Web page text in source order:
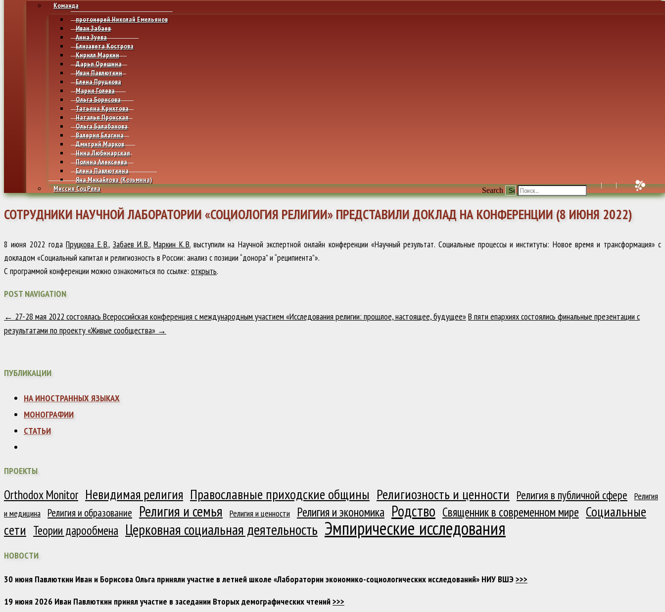
Команда
протоиерей Николай Емельянов
Иван Забаев
Анна Зуева
Елизавета Кострова
Кирилл Маркин
Дарья Орешина
Иван Павлюткин
Елена Пруцкова
Мария Голева
Ольга Борисова
Татьяна Крихтова
Наталья Пронская
Ольга Балабанова
Валерия Елагина
Дмитрий Марков
Нина Любинарская
Полина Алексеева
Елена Павлюткина
Яна Михайлова (Козьмина)
Миссия СоцРела
Search
СОТРУДНИКИ НАУЧНОЙ ЛАБОРАТОРИИ «СОЦИОЛОГИЯ РЕЛИГИИ» ПРЕДСТАВИЛИ ДОКЛАД НА КОНФЕРЕНЦИИ (8 ИЮНЯ 2022)
8 июня 2022 годаПруцкова Е. В., Забаев И. В.,Маркин К. В.выступили на Научной экспертной онлайн конференции «Научный результат. Социальные процессы и институты: Новое время и трансформация» с
докладом «Социальный капитал и религиозность в России: анализ с позиции “донора” и “реципиента”».
С программой конференции можно ознакомиться по ссылке: открыть.
POST NAVIGATION
← 27-28 мая 2022 состоялась Всероссийская конференция с международным участием «Исследования религии: прошлое, настоящее, будущее»В пяти епархиях состоялись финальные презентации с
результатами по проекту «Живые сообщества» →
ПУБЛИКАЦИИ
НА ИНОСТРАННЫХ ЯЗЫКАХ
МОНОГРАФИИ
СТАТЬИ
ПРОЕКТЫ
Orthodox Monitor Невидимая религия Православные приходские общины Религиозность и ценности Религия в публичной сфере
Религия
и медицина
Религия и образование Религия и семья Религия и ценности Религия и экономика Родство Священник в современном мире Социальные
сети Теории дарообмена Церковная социальная деятельность Эмпирические исследования
НОВОСТИ
30 июня Павлюткин Иван и Борисова Ольга приняли участие в летней школе «Лаборатории экономико-социологических исследований» НИУ ВШЭ>>>
19 июня 2026 Иван Павлюткин принял участие в заседании Вторых демографических чтений>>>